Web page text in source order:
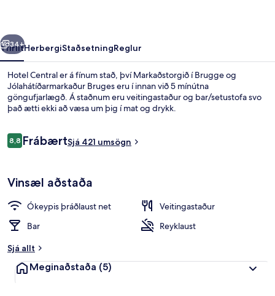
Næsta
34+
YfirlitHerbergiStaðsetningReglur
Hotel Central er á fínum stað, því Markaðstorgið í Brugge og
Jólahátíðarmarkaður Bruges eru í innan við 5 mínútna
göngufjarlægð. Á staðnum eru veitingastaður og bar/setustofa svo
það ætti ekki að væsa um þig í mat og drykk.
Umsagnir
8,88,8 af 10
FrábærtSjá 421 umsögn
Vinsæl aðstaða
Ókeypis þráðlaust net
Veitingastaður
Bar
Reyklaust
Sjá allt
Meginaðstaða (5)